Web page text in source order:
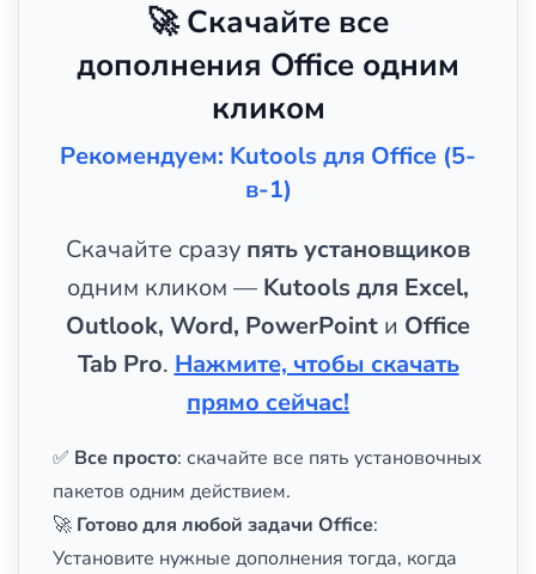
🚀 Скачайте все
дополнения Office одним
кликом
Рекомендуем: Kutools для Office (5-
в-1)
Скачайте сразу пять установщиков
одним кликом — Kutools для Excel,
Outlook, Word, PowerPoint и Office
Tab Pro. Нажмите, чтобы скачать
прямо сейчас!
✅ Все просто: скачайте все пять установочных
пакетов одним действием.
🚀 Готово для любой задачи Office:
Установите нужные дополнения тогда, когда